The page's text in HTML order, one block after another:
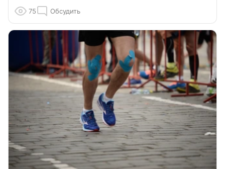
75 Обсудить